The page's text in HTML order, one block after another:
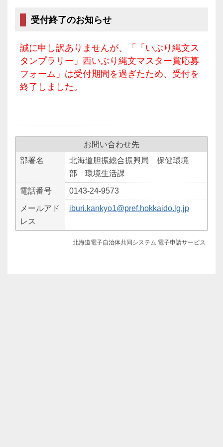
受付終了のお知らせ
誠に申し訳ありませんが、「「いぶり縄文ス
タンプラリー」西いぶり縄文マスター賞応募
フォーム」は受付期間を過ぎたため、受付を
終了しました。
お問い合わせ先
部署名
北海道胆振総合振興局 保健環境
部 環境生活課
電話番号 0143-24-9573
メールアド
レス
iburi.kankyo1@pref.hokkaido.lg.jp
北海道電子自治体共同システム 電子申請サービス